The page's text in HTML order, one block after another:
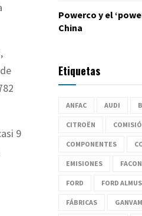
9
Powerco y el
China
Etiquetas
ANFAC AUDI
CITROËN
COMPONENTES
EMISIONES
FORD FORD
FÁBRICAS GANVAM